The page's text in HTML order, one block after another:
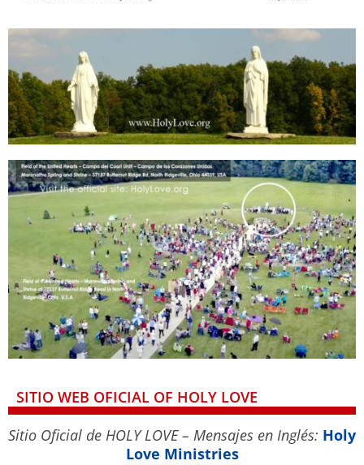
SITIO WEB OFICIAL OF HOLY LOVE
Sitio Oficial de HOLY LOVE – Mensajes en Inglés: Holy
Love Ministries